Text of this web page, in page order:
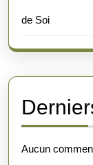
de Soi
Aucun